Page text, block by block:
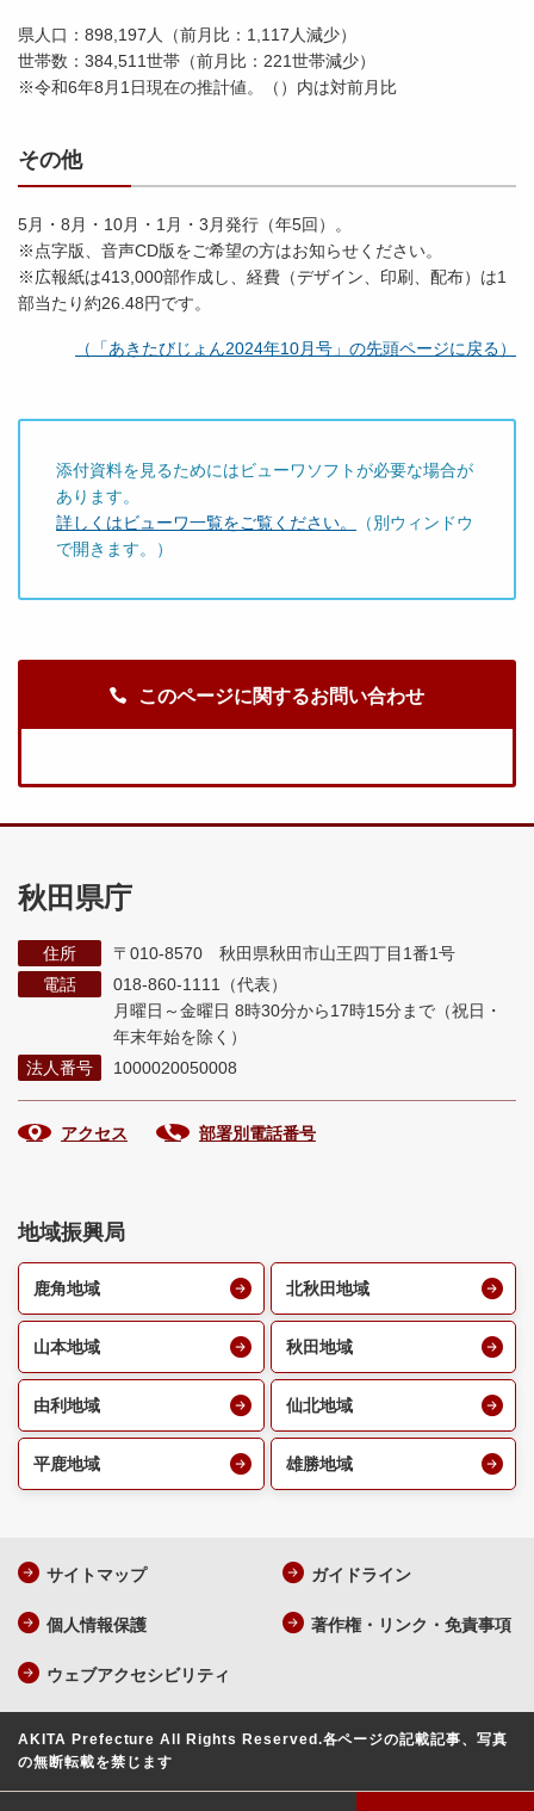
県人口：898,197人（前月比：1,117人減少）
世帯数：384,511世帯（前月比：221世帯減少）
※令和6年8月1日現在の推計値。（）内は対前月比
その他
5月・8月・10月・1月・3月発行（年5回）。
※点字版、音声CD版をご希望の方はお知らせください。
※広報紙は413,000部作成し、経費（デザイン、印刷、配布）は1
部当たり約26.48円です。
（「あきたびじょん2024年10月号」の先頭ページに戻る）
添付資料を見るためにはビューワソフトが必要な場合が
あります。
詳しくはビューワ一覧をご覧ください。
（別ウィンドウ
で開きます。）
このページに関するお問い合わせ
秋田県庁
住所
〒010-8570 秋田県秋田市山王四丁目1番1号
電話
018-860-1111（代表）
月曜日～金曜日 8時30分から17時15分まで （祝日・
年末年始を除く）
法人番号
1000020050008
アクセス 部署別電話番号
地域振興局
鹿角地域 北秋田地域
山本地域 秋田地域
由利地域 仙北地域
平鹿地域 雄勝地域
サイトマップ ガイドライン
個人情報保護 著作権・リンク・免責事項
ウェブアクセシビリティ
AKITA Prefecture All Rights Reserved.各ページの記載記事、写真
の無断転載を禁じます